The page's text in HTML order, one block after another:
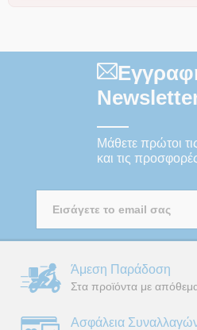
Μάθετε πρώτοι
και τις
Άμεση Παράδοση
Στα προϊόντα με
Ασφάλεια